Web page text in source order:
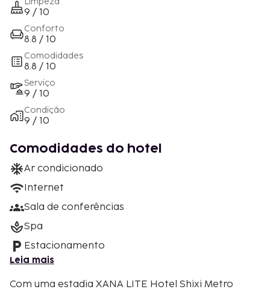
9 / 10
Conforto
8.8 / 10
Comodidades
8.8 / 10
Serviço
9 / 10
Condição
9 / 10
Comodidades do hotel
Ar condicionado
Internet
Sala de conferências
Spa
Estacionamento
Leia mais
Com uma estadia XANA LITE Hotel Shixi Metro